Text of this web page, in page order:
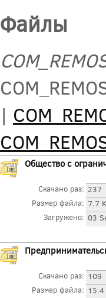
Файлы
|
Общество с
Скачано раз: 237
Размер файла: 7.7
Загружено: 03
Скачано раз: 109
Размер файла: 15.4